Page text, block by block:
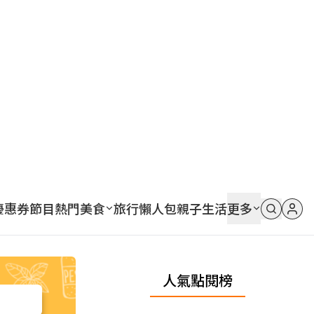
惠券節目熱門美食 旅行懶人包親子生活更多
人氣點閱榜